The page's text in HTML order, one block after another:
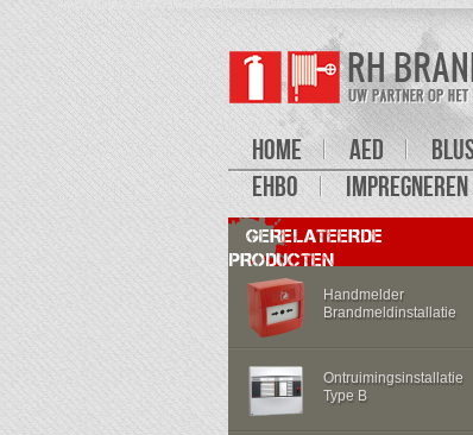
HOME AED
EHBO
IMPREGNEREN
GERELATEERDE
PRODUCTEN
Handmelder
Brandmeldinstallatie
Ontruimingsinstallatie
Type B